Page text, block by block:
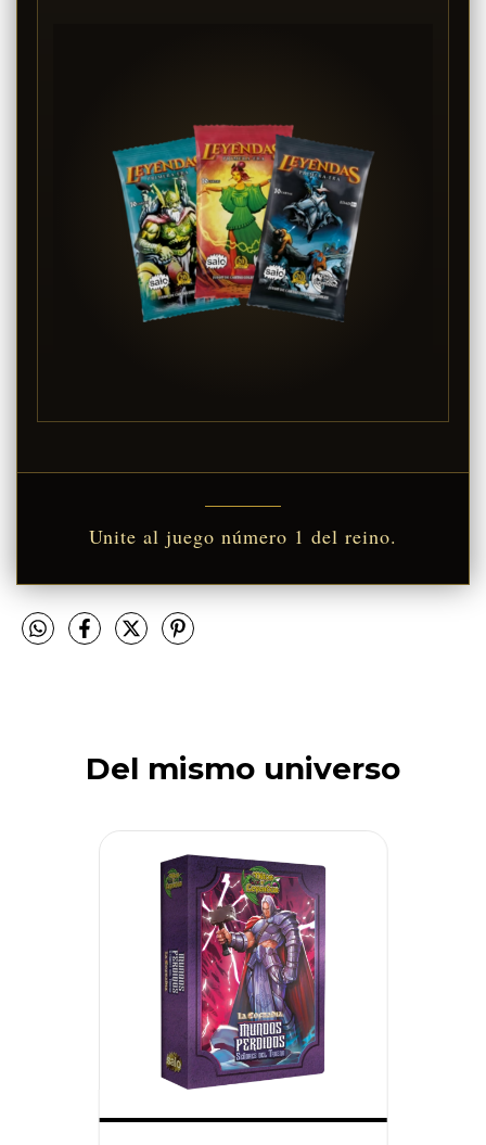
Unite al juego número 1 del reino.
Del mismo universo